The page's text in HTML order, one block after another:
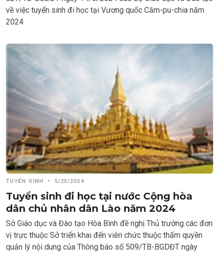
về việc tuyển sinh đi học tại Vương quốc Căm-pu-chia năm
2024
TUYỂN SINH • 5/25/2024
Tuyển sinh đi học tại nước Cộng hòa
dân chủ nhân dân Lào năm 2024
Sở Giáo dục và Đào tạo Hòa Bình đề nghị Thủ trưởng các đơn
vị trực thuộc Sở triển khai đến viên chức thuộc thẩm quyền
quản lý nội dung của Thông báo số 509/TB-BGDĐT ngày